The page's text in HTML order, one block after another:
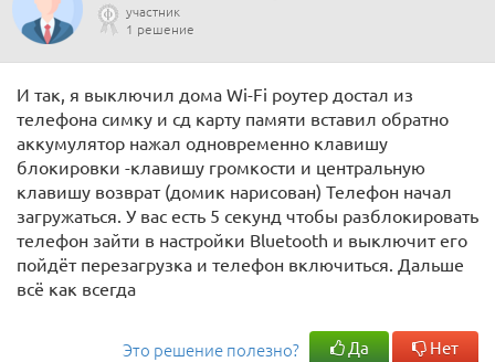
участник
1 решение
И так, я выключил дома Wi-Fi роутер достал из
телефона симку и сд карту памяти вставил обратно
аккумулятор нажал одновременно клавишу
блокировки -клавишу громкости и центральную
клавишу возврат (домик нарисован) Телефон начал
загружаться. У вас есть 5 секунд чтобы разблокировать
телефон зайти в настройки Bluetooth и выключит его
пойдёт перезагрузка и телефон включиться. Дальше
всё как всегда
Это решение полезно? Да Нет